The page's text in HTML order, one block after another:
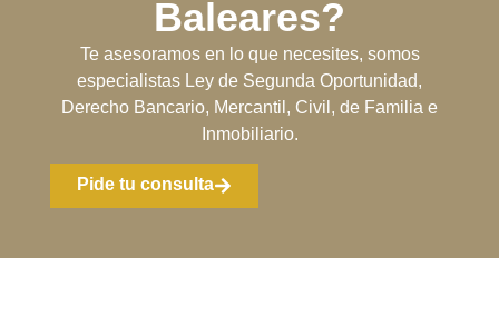
Baleares?
Te asesoramos en lo que necesites, somos
especialistas Ley de Segunda Oportunidad,
Derecho Bancario, Mercantil, Civil, de Familia e
Inmobiliario.
Pide tu consulta